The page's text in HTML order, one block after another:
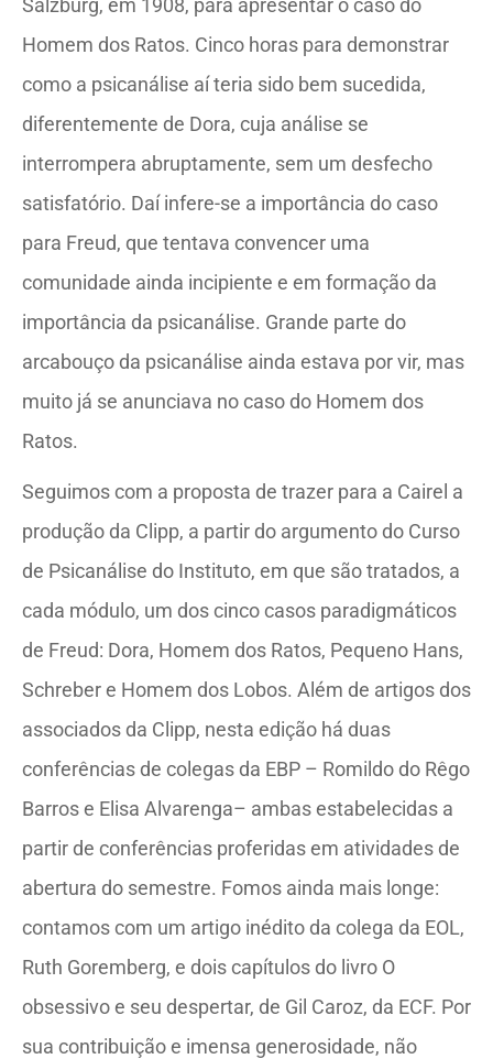
Salzburg, em 1908, para apresentar o caso do
Homem dos Ratos. Cinco horas para demonstrar
como a psicanálise aí teria sido bem sucedida,
diferentemente de Dora, cuja análise se
interrompera abruptamente, sem um desfecho
satisfatório. Daí infere-se a importância do caso
para Freud, que tentava convencer uma
comunidade ainda incipiente e em formação da
importância da psicanálise. Grande parte do
arcabouço da psicanálise ainda estava por vir, mas
muito já se anunciava no caso do Homem dos
Ratos.
Seguimos com a proposta de trazer para a Cairel a
produção da Clipp, a partir do argumento do Curso
de Psicanálise do Instituto, em que são tratados, a
cada módulo, um dos cinco casos paradigmáticos
de Freud: Dora, Homem dos Ratos, Pequeno Hans,
Schreber e Homem dos Lobos. Além de artigos dos
associados da Clipp, nesta edição há duas
conferências de colegas da EBP – Romildo do Rêgo
Barros e Elisa Alvarenga– ambas estabelecidas a
partir de conferências proferidas em atividades de
abertura do semestre. Fomos ainda mais longe:
contamos com um artigo inédito da colega da EOL,
Ruth Goremberg, e dois capítulos do livro O
obsessivo e seu despertar, de Gil Caroz, da ECF. Por
sua contribuição e imensa generosidade, não